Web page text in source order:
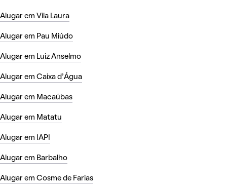
Alugar em Vila Laura
Alugar em Pau Miúdo
Alugar em Luiz Anselmo
Alugar em Caixa d'Água
Alugar em Macaúbas
Alugar em Matatu
Alugar em IAPI
Alugar em Barbalho
Alugar em Cosme de Farias